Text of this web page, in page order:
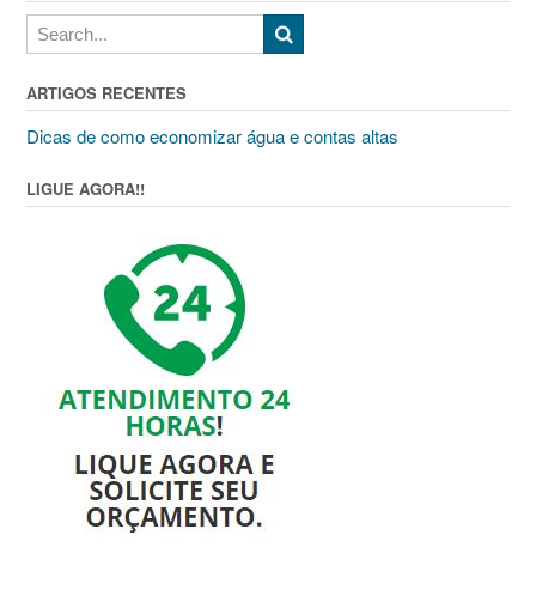
ARTIGOS RECENTES
Dicas de como economizar água e contas altas
LIGUE AGORA!!